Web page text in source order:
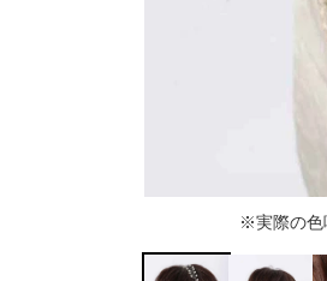
初めての結婚式参列はこ
同窓会に着ていきたい憧
6点セット(ドレス＋小物5
4点セット（ドレス＋小物
カーディガン
ハンドバッグ
ストラップ付き
ネックレス
ブラックフォーマル
※実際の色